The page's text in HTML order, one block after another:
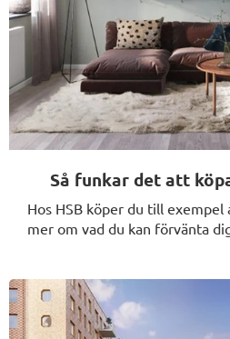
Så funkar det att
Hos HSB köper du till
mer om vad du kan förvänta